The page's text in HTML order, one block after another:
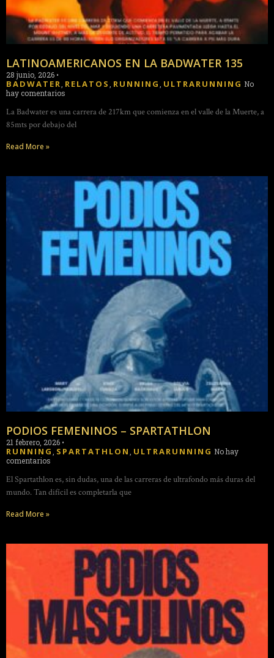
LATINOAMERICANOS EN LA BADWATER 135
28 junio, 2026 •
BADWATER RELATOS RUNNING ULTRARUNNING No
hay comentarios
La Badwater es una carrera de 217km que comienza en el valle de la Muerte, a
85mts por debajo del
Read More »
PODIOS FEMENINOS – SPARTATHLON
21 febrero, 2026 •
RUNNING SPARTATHLON ULTRARUNNING No hay
comentarios
El Spartathlon es, sin dudas, una de las carreras de ultrafondo más duras del
mundo. Tan difícil es completarla que
Read More »